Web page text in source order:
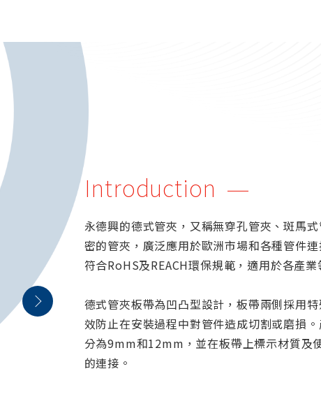
Introduction
永德興的德式管夾，又稱無穿孔管夾、斑馬
密的管夾，廣泛應用於歐洲市場和各種管件
符合RoHS及REACH環保規範，適用於各產業
德式管夾板帶為凹凸型設計，板帶兩側採用
效防止在安裝過程中對管件造成切割或磨損
分為9mm和12mm，並在板帶上標示材質及
的連接。